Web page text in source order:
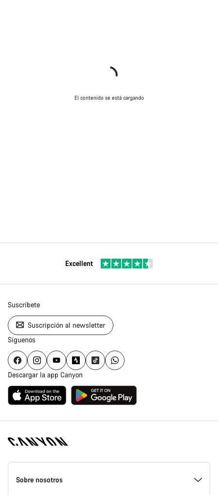
El contenido se está cargando
Excellent
Suscríbete
Suscripción al newsletter
Síguenos
Descargar la app Canyon
Canyon
Homepage
Sobre nosotros